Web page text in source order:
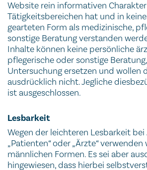
Website rein informativen
Tätigkeitsbereichen hat und in
gearteten Form als medizinische,
sonstige Beratung verstanden
Inhalte können keine persönliche
pflegerische oder sonstige
Untersuchung ersetzen und wollen
ausdrücklich nicht. Jegliche
ist ausgeschlossen.
Lesbarkeit
Wegen der leichteren Lesbarkeit
„Patienten“ oder „Ärzte“
männlichen Formen. Es sei aber
hingewiesen, dass hierbei